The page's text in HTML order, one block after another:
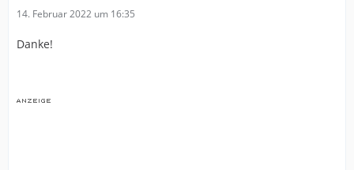
14. Februar 2022 um 16:35
Danke!